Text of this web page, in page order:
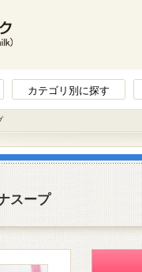
カテゴリ別に探す
スープ